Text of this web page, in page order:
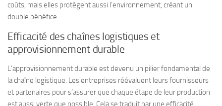
coûts, mais elles protègent aussi l’environnement, créant un
double bénéfice.
Efficacité des chaînes logistiques et
approvisionnement durable
L’approvisionnement durable est devenu un pilier fondamental de
la chaîne logistique. Les entreprises réévaluent leurs fournisseurs
et partenaires pour s’assurer que chaque étape de leur production
est aussi verte que possible. Cela se traduit par une efficacité